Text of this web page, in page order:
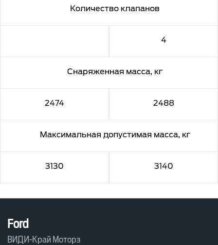
Количество клапанов
4
Снаряженная масса, кг
2474 2488
Максимальная допустимая масса, кг
3130 3140
Ford
ВИДИ-Край Моторз